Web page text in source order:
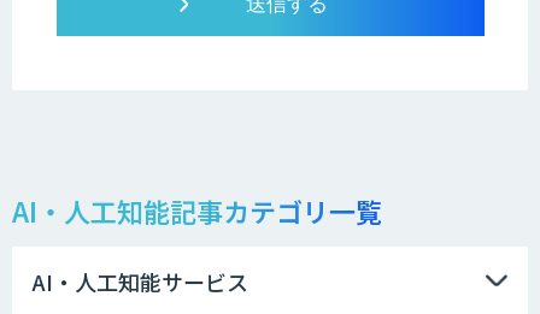
AI・人工知能記事カテゴリ一覧
AI・人工知能サービス